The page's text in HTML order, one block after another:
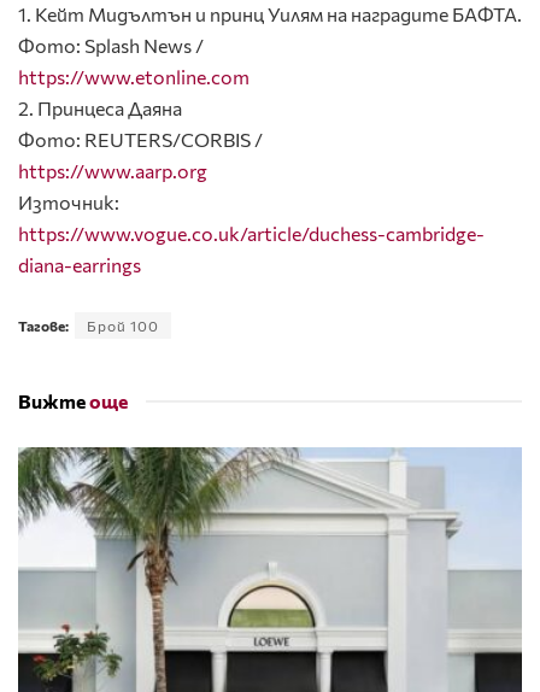
1. Кейт Мидълтън и принц Уилям на наградите БАФТА.
Фото: Splash News /
https://www.etonline.com
2. Принцеса Даяна
Фото: REUTERS/CORBIS /
https://www.aarp.org
Източник:
https://www.vogue.co.uk/article/duchess-cambridge-
diana-earrings
Тагове: Брой 100
Вижтеоще